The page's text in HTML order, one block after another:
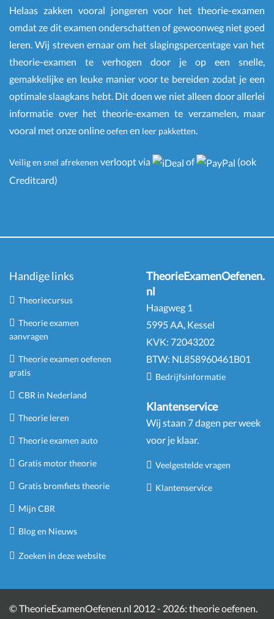
Helaas zakken vooral jongeren voor het theorie-examen
omdat ze dit examen onderschatten of gewoonweg niet goed
leren. Wij streven ernaar om het slagingspercentage van het
theorie-examen te verhogen door je op een snelle,
gemakkelijke en leuke manier voor te bereiden zodat je een
optimale slaagkans hebt. Dit doen we niet alleen door allerlei
informatie over het theorie-examen te verzamelen, maar
vooral met onze onlineoefen en leer pakketten.
Veilig en snel afrekenen verloopt via of
(ook
Creditcard)
Handige links
Theoriecursus
Theorie examen
aanvragen
Theorie examen oefenen
gratis
CBR in Nederland
Theorie leren
Theorie examen auto
Gratis motor theorie
Gratis bromfiets theorie
Mijn CBR
Blog en Nieuws
Zoeken in deze website
TheorieExamenOefenen.
nl
Haagweg 1
5995 AA, Kessel
KVK: 72043202
BTW: NL858960461B01
Bedrijfsinformatie
Klantenservice
Wij staan 7 dagen per week
voor je klaar.
Veelgestelde vragen
Klantenservice
©TheorieExamenOefenen.nl 2012 - 2026: theorie oefenen.